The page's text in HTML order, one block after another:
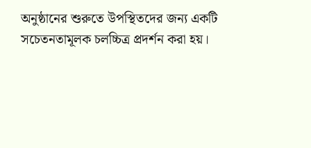
অনুষ্ঠানের শুরুতে উপস্থিতদের জন্য একটি
সচেতনতামূলক চলচ্চিত্র প্রদর্শন করা হয়।